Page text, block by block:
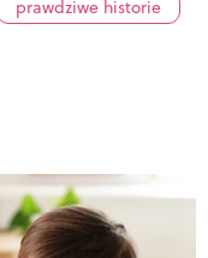
prawdziwe historie